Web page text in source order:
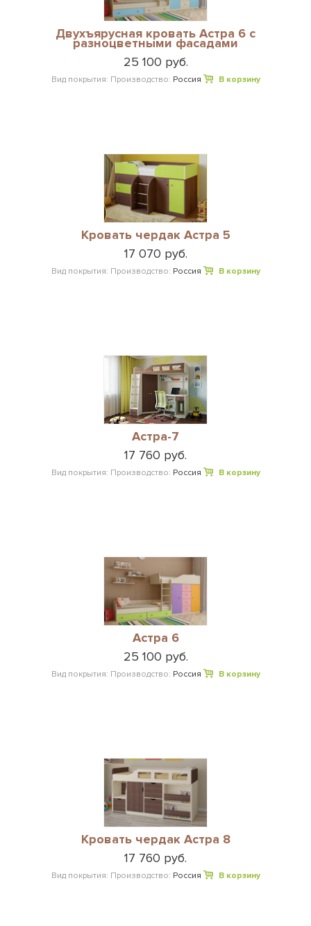
Двухъярусная кровать Астра 6 с
разноцветными фасадами
25 100 руб.
Вид покрытия: Производство: Россия В корзину
Кровать чердак Астра 5
17 070 руб.
Вид покрытия: Производство: Россия В корзину
Астра-7
17 760 руб.
Вид покрытия: Производство: Россия В корзину
Астра 6
25 100 руб.
Вид покрытия: Производство: Россия В корзину
Кровать чердак Астра 8
17 760 руб.
Вид покрытия: Производство: Россия В корзину